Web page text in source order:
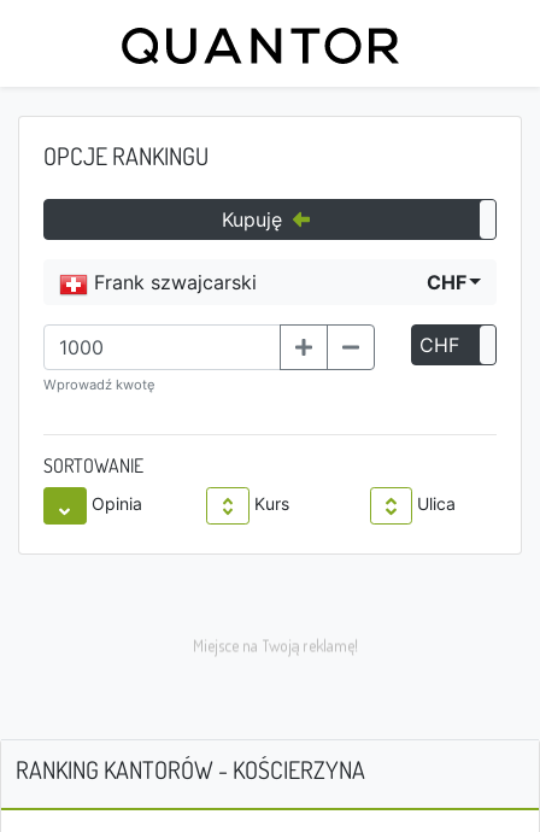
OPCJE RANKINGU
Kupuję
Frank szwajcarski CHF
Wprowadź kwotę
CHF
SORTOWANIE
Opinia Kurs Ulica
RANKING KANTORÓW - KOŚCIERZYNA